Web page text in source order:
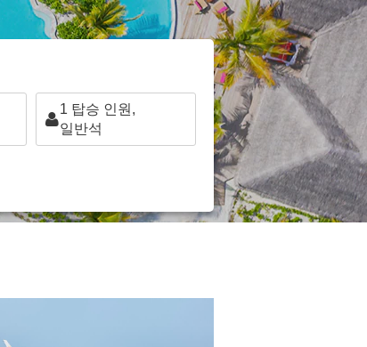
1 탑승 인원,
일반석